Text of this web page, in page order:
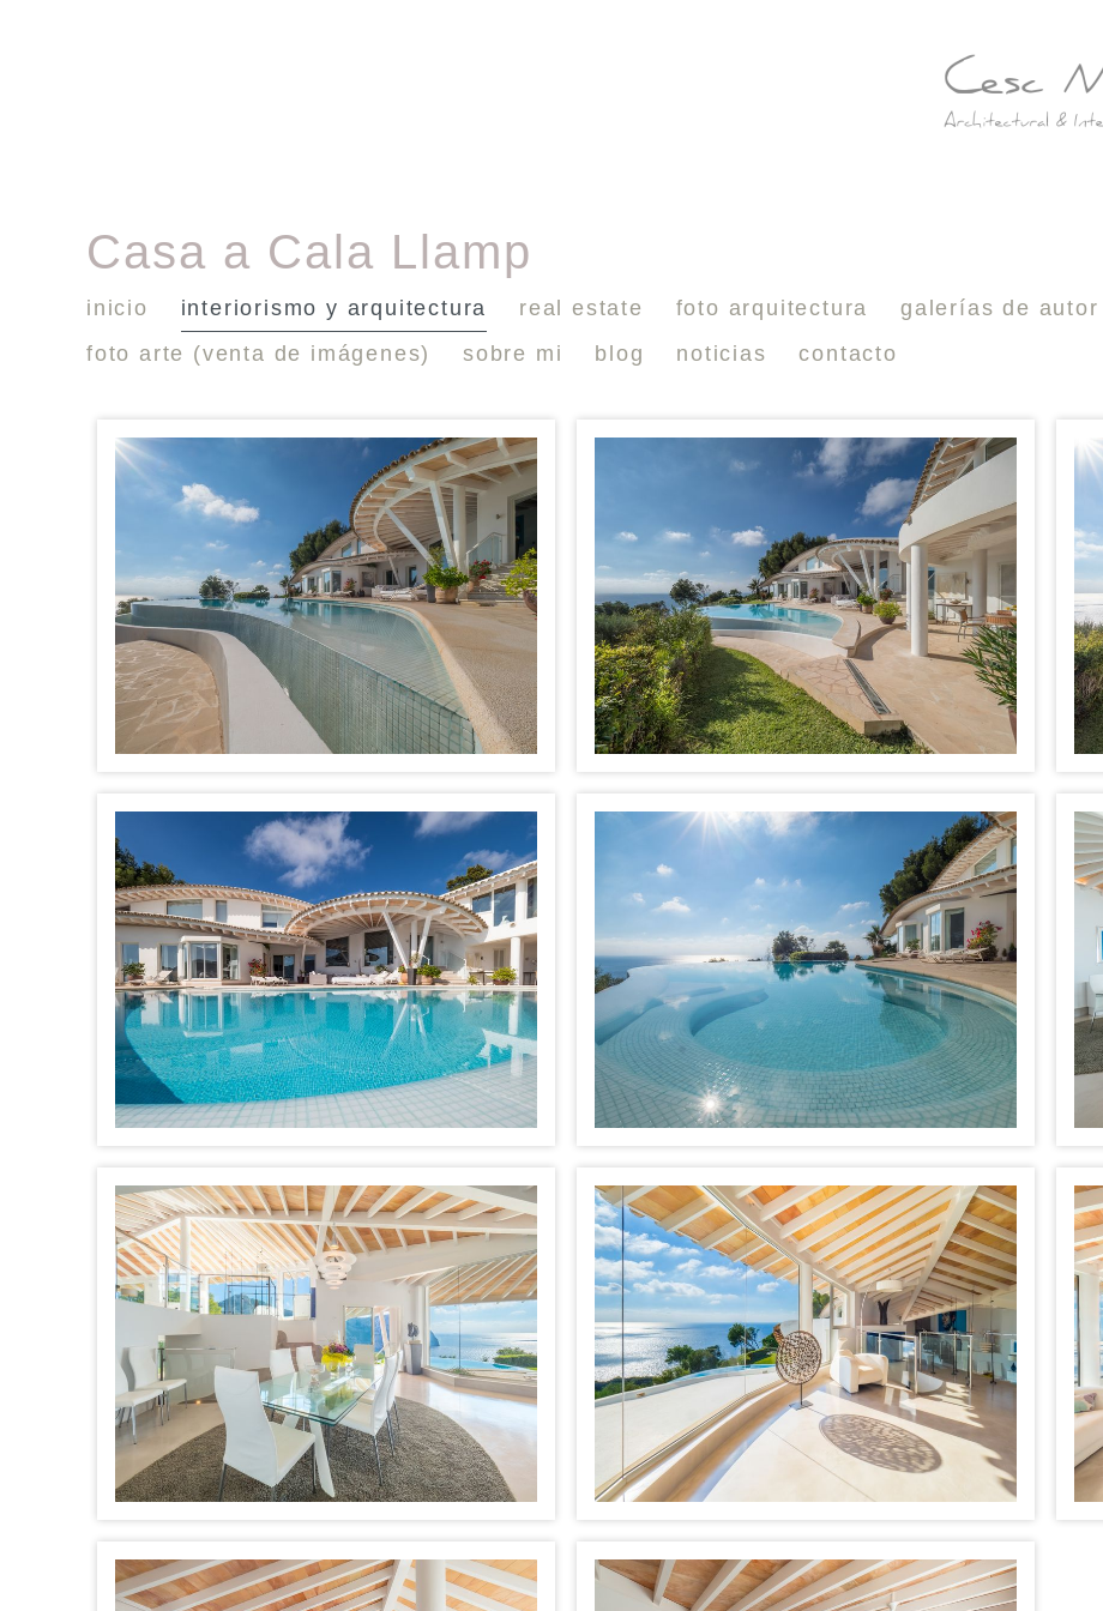
Casa a Cala Llamp
inicio interiorismo y arquitectura real estate foto arquitectura
galerías de autor
foto arte (venta de imágenes)
sobre mi blog noticias contacto